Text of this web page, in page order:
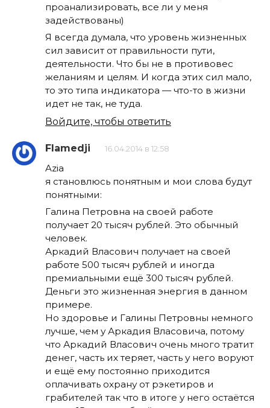
проанализировать, все ли у меня
задействованы)
Я всегда думала, что уровень жизненных
сил зависит от правильности пути,
деятельности. Что бы не в противовес
желаниям и целям. И когда этих сил мало,
то это типа индикатора — что-то в жизни
идет не так, не туда.
Войдите, чтобы ответить
Flamedji 16.04.2014 в 12:58
Azia
я становлюсь понятным и мои слова будут
понятными:
Галина Петровна на своей работе
получает 20 тысяч рублей. Это обычный
человек.
Аркадий Власович получает на своей
работе 500 тысяч рублей и иногда
премиальными ещё 300 тысяч рублей.
Деньги это жизненная энергия в данном
примере.
Но здоровье и Галины Петровны немного
лучше, чем у Аркадия Власовича, потому
что Аркадий Власович очень много тратит
денег, часть их теряет, часть у него воруют
и ещё ему постоянно приходится
оплачивать охрану от рэкетиров и
грабителей так что в итоге у него остаётся